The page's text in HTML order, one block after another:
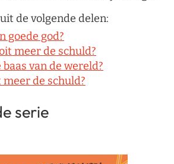
de volgende delen:
goede god?
meer de schuld?
van de wereld?
de schuld?
serie